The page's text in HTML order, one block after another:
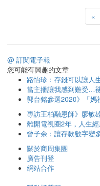
«
@ 訂閱電子報
您可能有興趣的文章
路怡珍：存錢可以讓人
當主播讓我感到難受…
郭台銘參選2020》「媽
專訪王柏融恩師》廖敏
離開電視圈2年，人生
曾子余：讓存款數字
關於商周集團
廣告刊登
網站合作